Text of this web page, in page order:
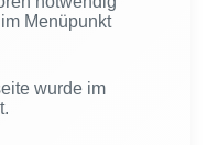
Menüpunkt
wurde im